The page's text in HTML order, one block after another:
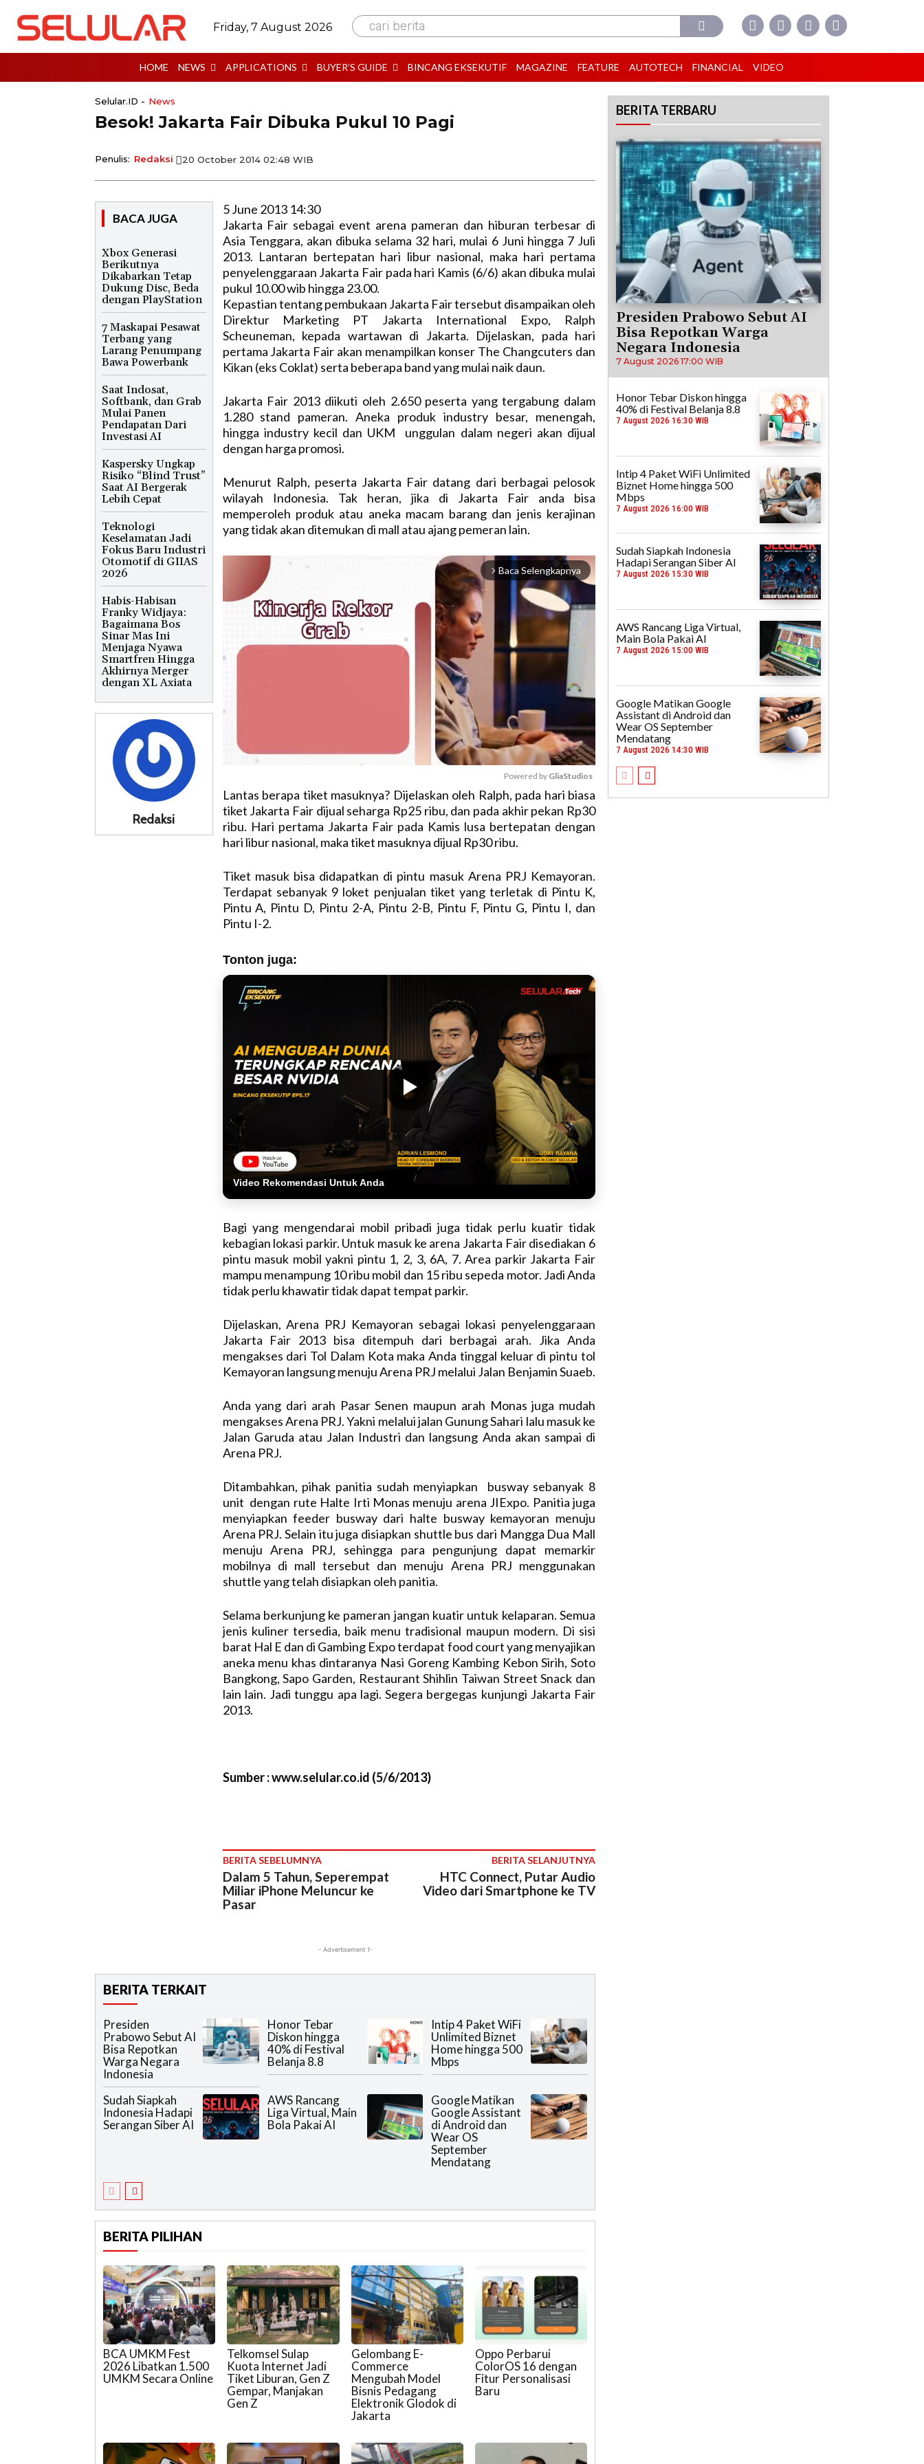
Friday, 7 August 2026 cari berita
HOME NEWS APPLICATIONS BUYER’S GUIDE BINCANG EKSEKUTIF MAGAZINE FEATURE AUTOTECH FINANCIAL VIDEO
Selular.ID - News
Besok! Jakarta Fair Dibuka Pukul 10 Pagi
Penulis: Redaksi 20 October 2014 02:48 WIB
BACA JUGA
Xbox Generasi
Berikutnya
Dikabarkan Tetap
Dukung Disc, Beda
dengan PlayStation
7 Maskapai Pesawat
Terbang yang
Larang Penumpang
Bawa Powerbank
Saat Indosat,
Softbank, dan Grab
Mulai Panen
Pendapatan Dari
Investasi AI
Kaspersky Ungkap
Risiko “Blind Trust”
Saat AI Bergerak
Lebih Cepat
Teknologi
Keselamatan Jadi
Fokus Baru Industri
Otomotif di GIIAS
2026
Habis-Habisan
Franky Widjaya:
Bagaimana Bos
Sinar Mas Ini
Menjaga Nyawa
Smartfren Hingga
Akhirnya Merger
dengan XL Axiata
Redaksi
5 June 2013 14:30
Jakarta Fair sebagai event arena pameran dan hiburan terbesar di
Asia Tenggara, akan dibuka selama 32 hari, mulai 6 Juni hingga 7 Juli
2013. Lantaran bertepatan hari libur nasional, maka hari pertama
penyelenggaraan Jakarta Fair pada hari Kamis (6/6) akan dibuka mulai
pukul 10.00 wib hingga 23.00.
Kepastian tentang pembukaan Jakarta Fair tersebut disampaikan oleh
Direktur Marketing PT Jakarta International Expo, Ralph
Scheuneman, kepada wartawan di Jakarta. Dijelaskan, pada hari
pertama Jakarta Fair akan menampilkan konser The Changcuters dan
Kikan (eks Coklat) serta beberapa band yang mulai naik daun.
Jakarta Fair 2013 diikuti oleh 2.650 peserta yang tergabung dalam
1.280 stand pameran. Aneka produk industry besar, menengah,
hingga industry kecil dan UKM unggulan dalam negeri akan dijual
dengan harga promosi.
Menurut Ralph, peserta Jakarta Fair datang dari berbagai pelosok
wilayah Indonesia. Tak heran, jika di Jakarta Fair anda bisa
memperoleh produk atau aneka macam barang dan jenis kerajinan
yang tidak akan ditemukan di mall atau ajang pemeran lain.
arrow_forward_ios Baca Selengkapnya
M
u
e
Powered by GliaStudios
Lantas berapa tiket masuknya? Dijelaskan oleh Ralph, pada hari biasa
tiket Jakarta Fair dijual seharga Rp25 ribu, dan pada akhir pekan Rp30
ribu. Hari pertama Jakarta Fair pada Kamis lusa bertepatan dengan
hari libur nasional, maka tiket masuknya dijual Rp30 ribu.
Tiket masuk bisa didapatkan di pintu masuk Arena PRJ Kemayoran.
Terdapat sebanyak 9 loket penjualan tiket yang terletak di Pintu K,
Pintu A, Pintu D, Pintu 2-A, Pintu 2-B, Pintu F, Pintu G, Pintu I, dan
Pintu I-2.
Tonton juga:
Video Rekomendasi Untuk Anda
Bagi yang mengendarai mobil pribadi juga tidak perlu kuatir tidak
kebagian lokasi parkir. Untuk masuk ke arena Jakarta Fair disediakan 6
pintu masuk mobil yakni pintu 1, 2, 3, 6A, 7. Area parkir Jakarta Fair
mampu menampung 10 ribu mobil dan 15 ribu sepeda motor. Jadi Anda
tidak perlu khawatir tidak dapat tempat parkir.
Dijelaskan, Arena PRJ Kemayoran sebagai lokasi penyelenggaraan
Jakarta Fair 2013 bisa ditempuh dari berbagai arah. Jika Anda
mengakses dari Tol Dalam Kota maka Anda tinggal keluar di pintu tol
Kemayoran langsung menuju Arena PRJ melalui Jalan Benjamin Suaeb.
Anda yang dari arah Pasar Senen maupun arah Monas juga mudah
mengakses Arena PRJ. Yakni melalui jalan Gunung Sahari lalu masuk ke
Jalan Garuda atau Jalan Industri dan langsung Anda akan sampai di
Arena PRJ.
Ditambahkan, pihak panitia sudah menyiapkan busway sebanyak 8
unit dengan rute Halte Irti Monas menuju arena JIExpo. Panitia juga
menyiapkan feeder busway dari halte busway kemayoran menuju
Arena PRJ. Selain itu juga disiapkan shuttle bus dari Mangga Dua Mall
menuju Arena PRJ, sehingga para pengunjung dapat memarkir
mobilnya di mall tersebut dan menuju Arena PRJ menggunakan
shuttle yang telah disiapkan oleh panitia.
Selama berkunjung ke pameran jangan kuatir untuk kelaparan. Semua
jenis kuliner tersedia, baik menu tradisional maupun modern. Di sisi
barat Hal E dan di Gambing Expo terdapat food court yang menyajikan
aneka menu khas dintaranya Nasi Goreng Kambing Kebon Sirih, Soto
Bangkong, Sapo Garden, Restaurant Shihlin Taiwan Street Snack dan
lain lain. Jadi tunggu apa lagi. Segera bergegas kunjungi Jakarta Fair
2013.
Sumber : www.selular.co.id (5/6/2013)
BERITA SEBELUMNYA
Dalam 5 Tahun, Seperempat
Miliar iPhone Meluncur ke
Pasar
BERITA SELANJUTNYA
HTC Connect, Putar Audio
Video dari Smartphone ke TV
- Advertisement 1-
BERITA TERKAIT
Presiden
Prabowo Sebut AI
Bisa Repotkan
Warga Negara
Indonesia
Honor Tebar
Diskon hingga
40% di Festival
Belanja 8.8
Intip 4 Paket WiFi
Unlimited Biznet
Home hingga 500
Mbps
Sudah Siapkah
Indonesia Hadapi
Serangan Siber AI
AWS Rancang
Liga Virtual, Main
Bola Pakai AI
Google Matikan
Google Assistant
di Android dan
Wear OS
September
Mendatang
BERITA PILIHAN
BCA UMKM Fest
2026 Libatkan 1.500
UMKM Secara Online
Telkomsel Sulap
Kuota Internet Jadi
Tiket Liburan, Gen Z
Gempar, Manjakan
Gen Z
Gelombang E-
Commerce
Mengubah Model
Bisnis Pedagang
Elektronik Glodok di
Jakarta
Oppo Perbarui
ColorOS 16 dengan
Fitur Personalisasi
Baru
BERITA TERBARU
Presiden Prabowo Sebut AI
Bisa Repotkan Warga
Negara Indonesia
7 August 2026 17:00 WIB
Honor Tebar Diskon hingga
40% di Festival Belanja 8.8
7 August 2026 16:30 WIB
Intip 4 Paket WiFi Unlimited
Biznet Home hingga 500
Mbps
7 August 2026 16:00 WIB
Sudah Siapkah Indonesia
Hadapi Serangan Siber AI
7 August 2026 15:30 WIB
AWS Rancang Liga Virtual,
Main Bola Pakai AI
7 August 2026 15:00 WIB
Google Matikan Google
Assistant di Android dan
Wear OS September
Mendatang
7 August 2026 14:30 WIB